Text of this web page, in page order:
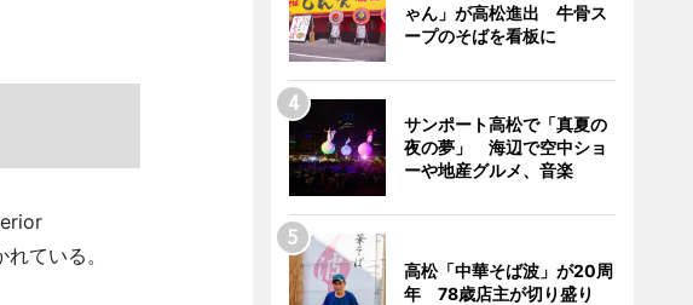
ている。
ゃん」が高松進出 牛骨ス
ープのそばを看板に
サンポート高松で「真夏の
夜の夢」 海辺で空中ショ
ーや地産グルメ、音楽
高松「中華そば波」が20周
年 78歳店主が切り盛り